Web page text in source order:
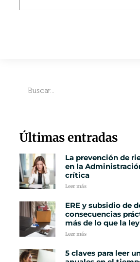
Últimas entradas
La prevención de
en la
crítica
Leer más
ERE y subsidio de
consecuencias
más de lo que la
Leer más
5 claves para leer